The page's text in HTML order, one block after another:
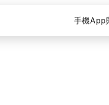
手機App